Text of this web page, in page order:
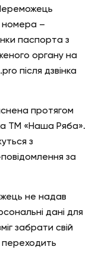
номера –
паспорта з
органу на
після дзвінка
протягом
ТМ «Наша Ряба».
з
за
не надав
дані для
забрати свій